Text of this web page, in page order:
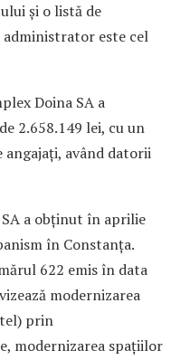
și o listă de
administrator este cel
Doina SA a
2.658.149 lei, cu un
angajați, având datorii
a obținut în aprilie
în Constanța.
622 emis în data
modernizarea
prin
modernizarea spațiilor